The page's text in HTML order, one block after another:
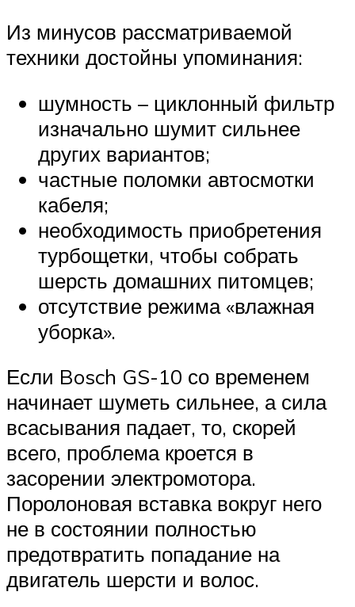
Из минусов рассматриваемой
техники достойны упоминания:
шумность – циклонный фильтр
изначально шумит сильнее
других вариантов;
частные поломки автосмотки
кабеля;
необходимость приобретения
турбощетки, чтобы собрать
шерсть домашних питомцев;
отсутствие режима «влажная
уборка».
Если Bosch GS-10 со временем
начинает шуметь сильнее, а сила
всасывания падает, то, скорей
всего, проблема кроется в
засорении электромотора.
Поролоновая вставка вокруг него
не в состоянии полностью
предотвратить попадание на
двигатель шерсти и волос.